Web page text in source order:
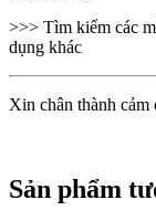
>>> Tìm kiếm các
dụng khác
Xin chân thành cảm
Sản phẩm